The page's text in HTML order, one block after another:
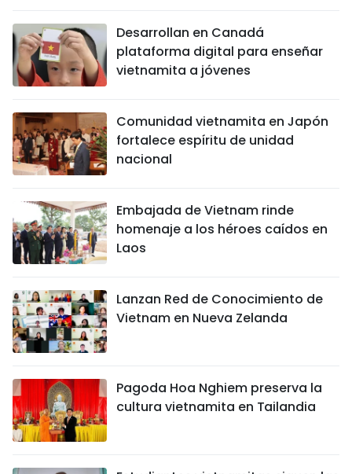
Desarrollan en Canadá
plataforma digital para enseñar
vietnamita a jóvenes
Comunidad vietnamita en Japón
fortalece espíritu de unidad
nacional
Embajada de Vietnam rinde
homenaje a los héroes caídos en
Laos
Lanzan Red de Conocimiento de
Vietnam en Nueva Zelanda
Pagoda Hoa Nghiem preserva la
cultura vietnamita en Tailandia